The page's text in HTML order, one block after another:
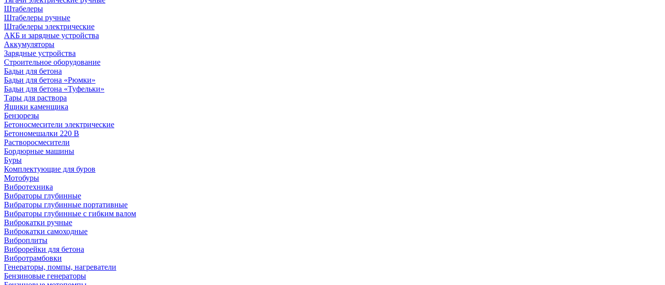
Штабелеры
Штабелеры ручные
Штабелеры электрические
АКБ и зарядные устройства
Аккумуляторы
Зарядные устройства
Строительное оборудование
Бадьи для бетона
Бадьи для бетона «Рюмки»
Бадьи для бетона «Туфельки»
Тары для раствора
Ящики каменщика
Бензорезы
Бетоносмесители электрические
Бетономешалки 220 В
Растворосмесители
Бордюрные машины
Буры
Комплектующие для буров
Мотобуры
Вибротехника
Вибраторы глубинные
Вибраторы глубинные портативные
Вибраторы глубинные с гибким валом
Виброкатки ручные
Виброкатки самоходные
Виброплиты
Виброрейки для бетона
Вибротрамбовки
Генераторы, помпы, нагреватели
Бензиновые генераторы